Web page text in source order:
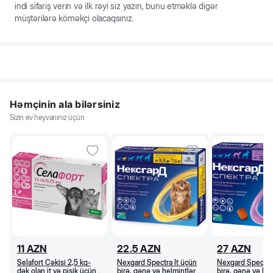
indi sifariş verin və ilk rəyi siz yazın, bunu etməklə digər
müştərilərə köməkçi olacaqsınız.
Həmçinin ala bilərsiniz
Sizin ev heyvanınız üçün
11 AZN
Selafort Çəkisi 2,5 kq-
dək olan it və pişik üçün
22.5 AZN
Nexgard Spectra İt üçün
birə, gənə və helmintlərə
27 AZN
Nexgard
birə, gənə və